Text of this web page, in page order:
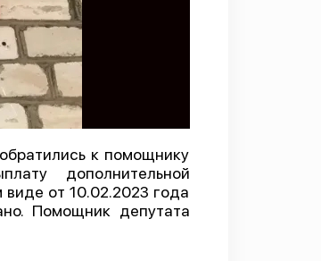
к помощнику
дополнительной
от 10.02.2023 года
Помощник депутата